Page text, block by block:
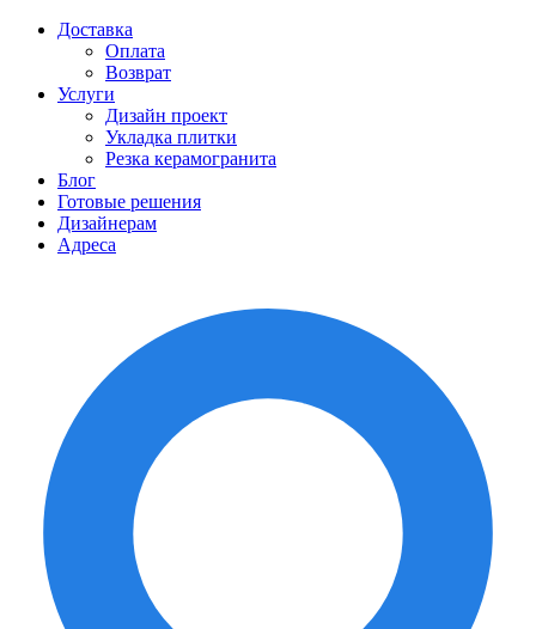
Доставка
Оплата
Возврат
Услуги
Дизайн проект
Укладка плитки
Резка керамогранита
Блог
Готовые решения
Дизайнерам
Адреса